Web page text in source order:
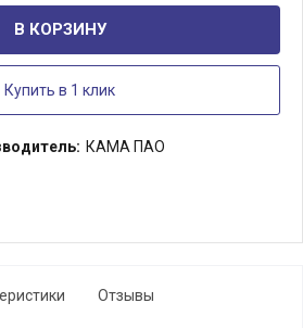
В КОРЗИНУ
Купить в 1 клик
КАМА ПАО
Отзывы